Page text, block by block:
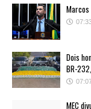
Marcos
Dois
BR-
MEC